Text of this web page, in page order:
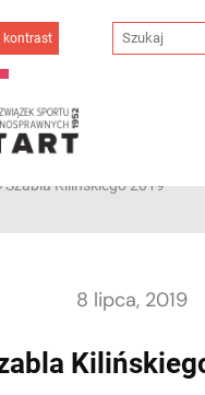
kontrast
Szabla Kilińskiego 2019
8 lipca, 2019